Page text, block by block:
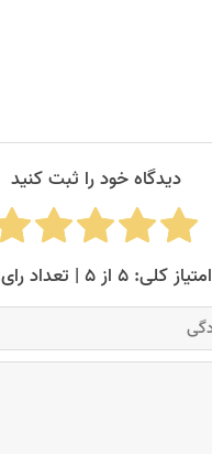
دیدگاه خود را ثبت کنید
امتیاز کلی: ۵ از ۵ | تعداد رای: ۴